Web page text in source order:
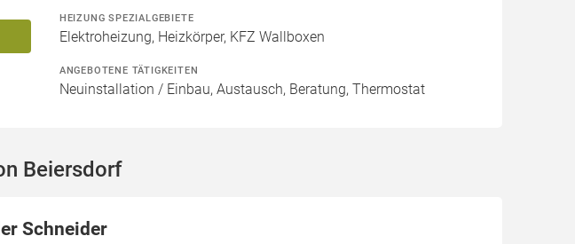
HEIZUNG SPEZIALGEBIETE
Elektroheizung, Heizkörper, KFZ Wallboxen
ANGEBOTENE TÄTIGKEITEN
Neuinstallation / Einbau, Austausch, Beratung, Thermostat
Beiersdorf
Schneider